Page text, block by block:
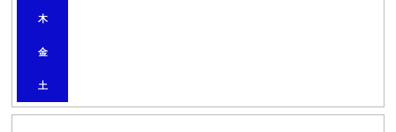
木
金
土